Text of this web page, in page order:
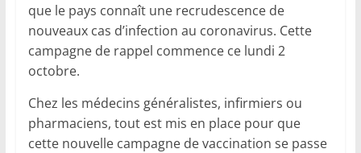
que le pays connaît une recrudescence de
nouveaux cas d’infection au coronavirus. Cette
campagne de rappel commence ce lundi 2
octobre.
Chez les médecins généralistes, infirmiers ou
pharmaciens, tout est mis en place pour que
cette nouvelle campagne de vaccination se passe